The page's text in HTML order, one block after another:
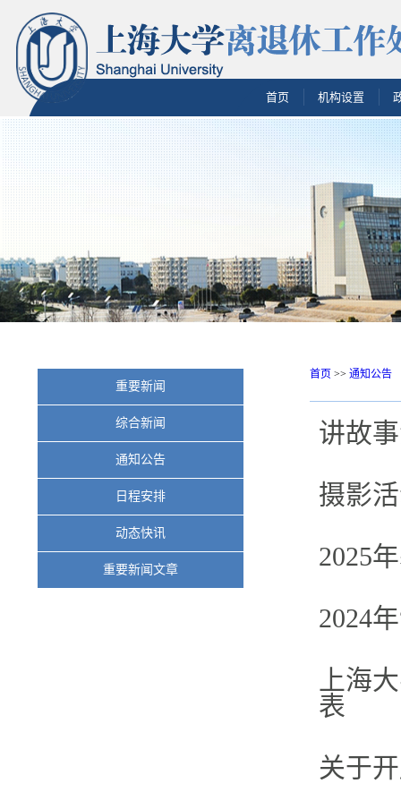
首页 机构设置
重要新闻
综合新闻
通知公告
日程安排
动态快讯
重要新闻文章
首页 >> 通知公告
讲故
摄影
2025
2024
上海
表
关于